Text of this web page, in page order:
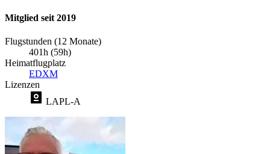
Mitglied seit 2019
Flugstunden (12 Monate)
401h (59h)
Heimatflugplatz
EDXM
Lizenzen
LAPL-A